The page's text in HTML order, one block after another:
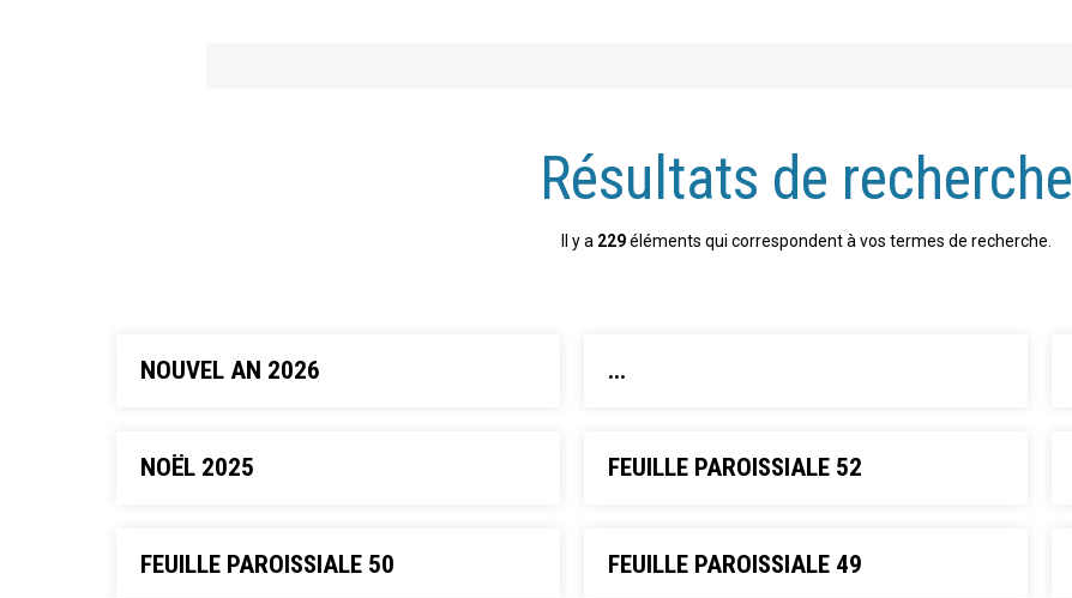
Résultats de recherche
Il y a 229éléments qui correspondent à vos termes de recherche.
NOUVEL AN 2026 ...
NOËL 2025 FEUILLE PAROISSIALE 52
FEUILLE PAROISSIALE 50 FEUILLE PAROISSIALE 49